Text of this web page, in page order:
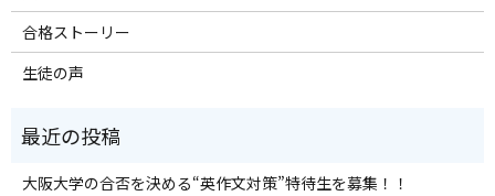
合格ストーリー
生徒の声
大阪大学の合否を決める“英作文対策”特待生を募集！！